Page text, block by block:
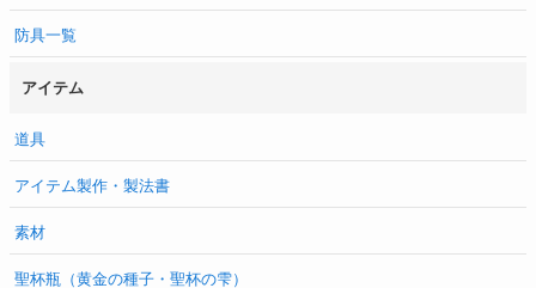
防具一覧
アイテム
道具
アイテム製作・製法書
素材
聖杯瓶（黄金の種子・聖杯の雫）